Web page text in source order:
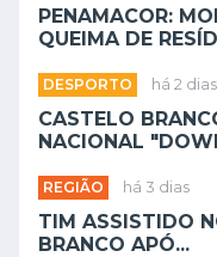
PENAMACOR:
QUEIMA DE
DESPORTO há 2 dias
CASTELO
NACIONAL
REGIÃO há 3 dias
TIM ASSISTIDO
BRANCO APÓ...